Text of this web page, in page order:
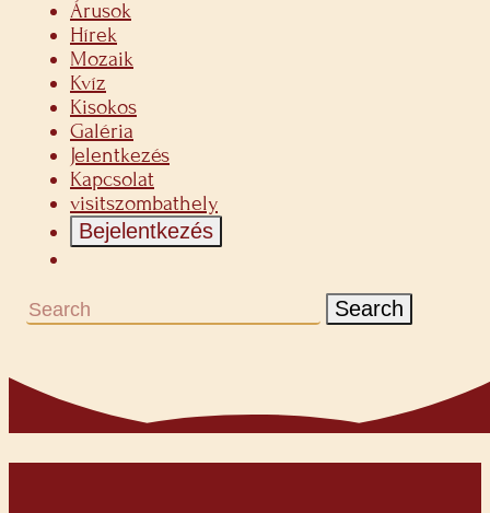
Árusok
Hírek
Mozaik
Kvíz
Kisokos
Galéria
Jelentkezés
Kapcsolat
visitszombathely
Bejelentkezés
Search